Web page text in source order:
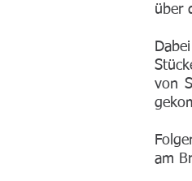
über
von
am